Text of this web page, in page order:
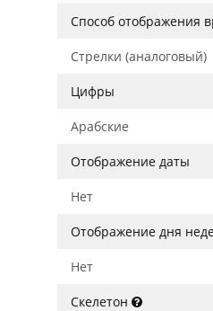
Способ отображения
Стрелки (аналоговый)
Цифры
Арабские
Отображение даты
Нет
Отображение дня
Нет
Скелетон